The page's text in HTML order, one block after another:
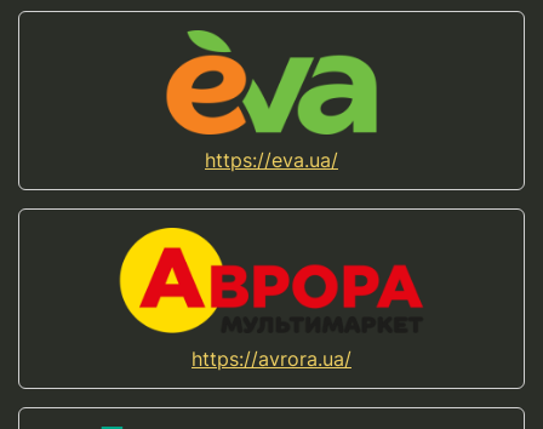
https://eva.ua/
https://avrora.ua/